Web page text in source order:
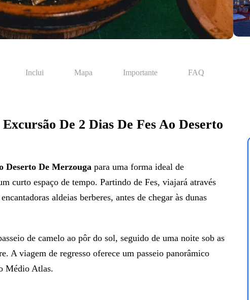
Inclui Mapa Importante FAQ
De 2 Dias De Fes Ao Deserto
Deserto De Merzouga para uma forma ideal de
curto espaço de tempo. Partindo de Fes, viajará através
aldeias berberes, antes de chegar às dunas
de camelo ao pôr do sol, seguido de uma noite sob as
A viagem de regresso oferece um passeio panorâmico
Médio Atlas.